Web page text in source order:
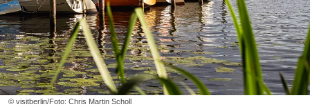
© visitberlin/Foto: Chris Martin Scholl